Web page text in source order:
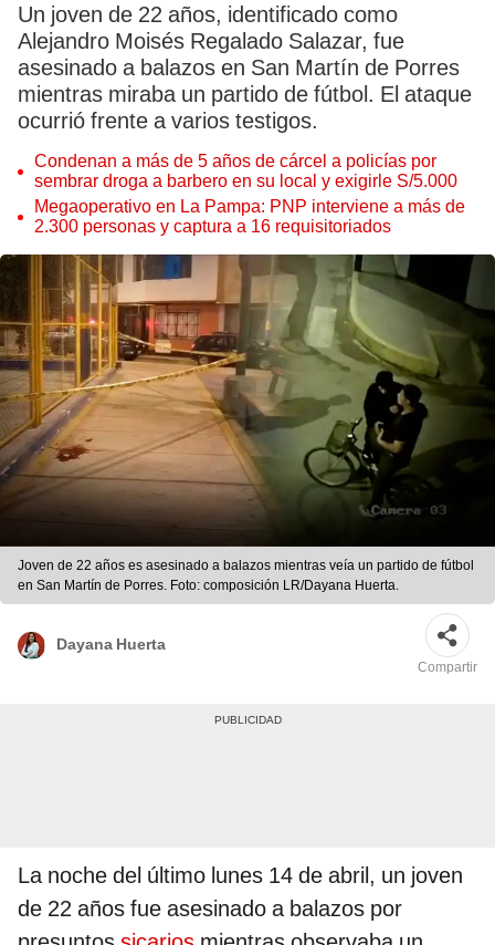
Un joven de 22 años, identificado como
Alejandro Moisés Regalado Salazar, fue
asesinado a balazos en San Martín de Porres
mientras miraba un partido de fútbol. El ataque
ocurrió frente a varios testigos.
Condenan a más de 5 años de cárcel a policías por
sembrar droga a barbero en su local y exigirle S/5.000
Megaoperativo en La Pampa: PNP interviene a más de
2.300 personas y captura a 16 requisitoriados
Joven de 22 años es asesinado a balazos mientras veía un partido de fútbol
en San Martín de Porres. Foto: composición LR/Dayana Huerta.
Dayana Huerta
Compartir
La noche del último lunes 14 de abril, un joven
de 22 años fue asesinado a balazos por